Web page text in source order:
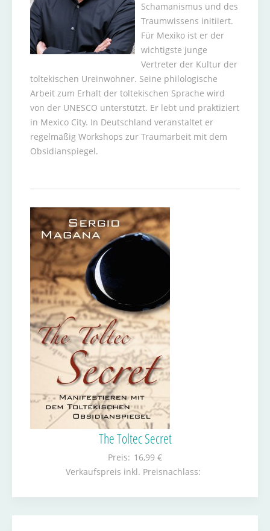
Schamanismus und des
Traumwissens initiiert.
Für Mexiko ist er der
wichtigste junge
Vertreter der Kultur der
toltekischen Ureinwohner. Seine philologische
Arbeit zum Erhalt der toltekischen Sprache wird
von der UNESCO unterstützt. Er lebt und praktiziert
in Mexico City. In Deutschland veranstaltet er
regelmäßig Workshops zur Traumarbeit mit dem
Obsidianspiegel.
The Toltec Secret
Preis: 16,99 €
Verkaufspreis inkl. Preisnachlass: